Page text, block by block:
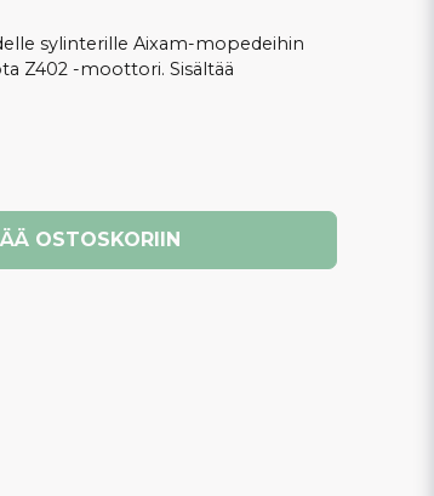
sylinterille Aixam-mopedeihin
Z402 -moottori. Sisältää
OSTOSKORIIN